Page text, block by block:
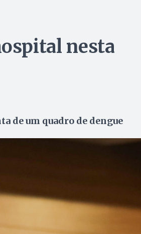
nesta
de um quadro de dengue